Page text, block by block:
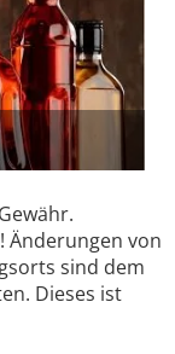
von
sind dem
Dieses ist